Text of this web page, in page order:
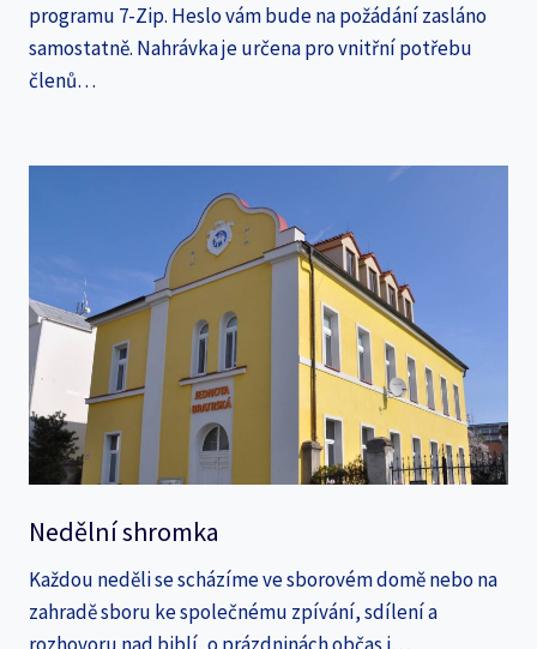
programu 7-Zip. Heslo vám bude na požádání zasláno
samostatně. Nahrávka je určena pro vnitřní potřebu
členů…
Nedělní shromka
Každou neděli se scházíme ve sborovém domě nebo na
zahradě sboru ke společnému zpívání, sdílení a